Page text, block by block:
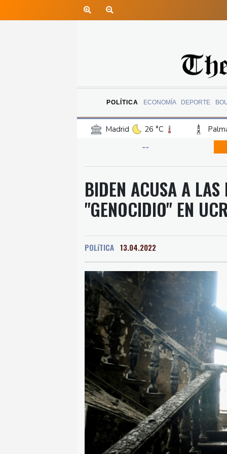
POLÍTICA ECONOMÍA DEPORTE
Madrid 26 °C
Canary Islands
Havana
26 °C
Manaus
28 °C Rio
San Salvador
19 °C
Grenada
24 °C
Buenos Aires
9 °C
Asunción
19 °C
--
BIDEN ACUSA A LAS
"GENOCIDIO" EN
POLíTICA 13.04.2022